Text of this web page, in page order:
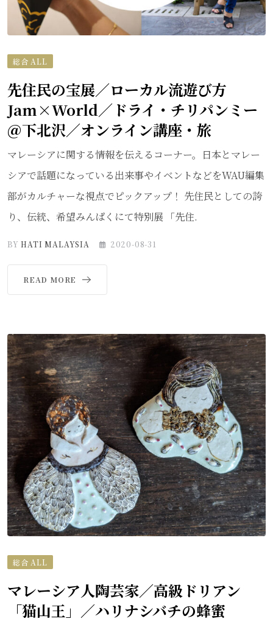
総合 ALL
先住民の宝展／ローカル流遊び方
Jam×World／ドライ・チリパンミー
＠下北沢／オンライン講座・旅
マレーシアに関する情報を伝えるコーナー。日本とマレー
シアで話題になっている出来事やイベントなどをWAU編集
部がカルチャーな視点でピックアップ！ 先住民としての誇
り、伝統、希望みんぱくにて特別展 「先住.
BYHATI MALAYSIA 2020-08-31
READ MORE
総合 ALL
マレーシア人陶芸家／高級ドリアン
「猫山王」／ハリナシバチの蜂蜜